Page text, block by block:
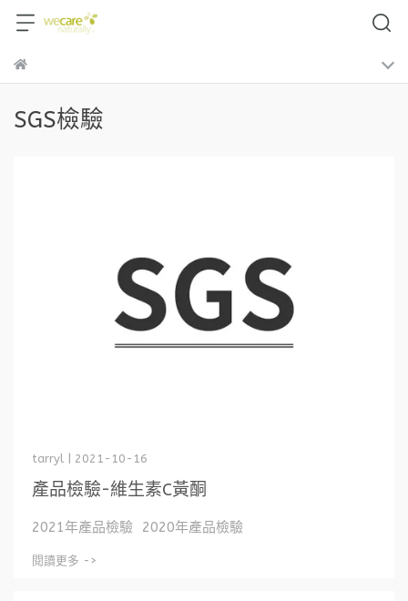
SGS檢驗
產品檢驗-維生素C黃酮
tarryl | 2021-10-16
2021年產品檢驗 2020年產品檢驗
閱讀更多 ->